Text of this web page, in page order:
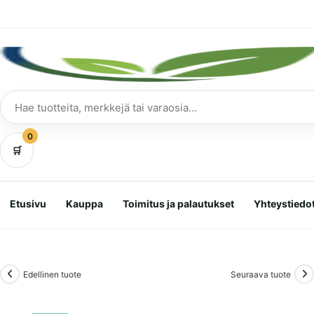
Hae
tuotteita
🛒
0
Etusivu Kauppa Toimitus ja palautukset
Edellinen tuote Seuraava tuote